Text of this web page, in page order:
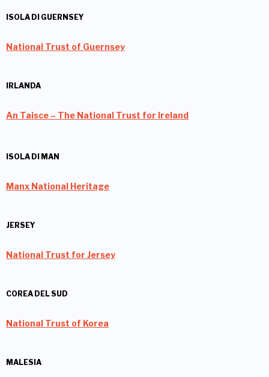
ISOLA DI GUERNSEY
National Trust of Guernsey
IRLANDA
An Taisce – The National Trust for Ireland
ISOLA DI MAN
Manx National Heritage
JERSEY
National Trust for Jersey
COREA DEL SUD
National Trust of Korea
MALESIA